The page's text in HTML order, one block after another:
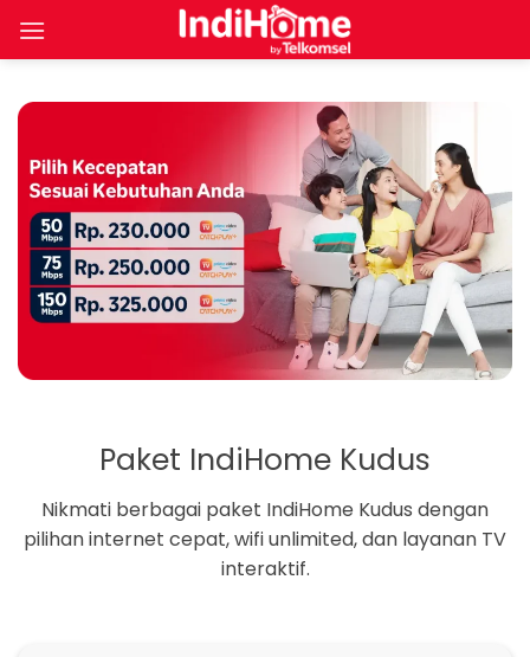
Paket IndiHome Kudus
Nikmati berbagai paket IndiHome Kudus dengan
pilihan internet cepat, wifi unlimited, dan layanan TV
interaktif.